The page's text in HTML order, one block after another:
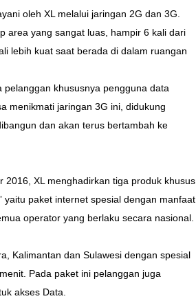
oleh XL melalui jaringan 2G dan 3G.
area yang sangat luas, hampir 6 kali dari
lebih kuat saat berada di dalam ruangan
pelanggan khususnya pengguna data
menikmati jaringan 3G ini, didukung
dan akan terus bertambah ke
XL menghadirkan tiga produk khusus
yaitu paket internet spesial dengan manfaat
operator yang berlaku secara nasional.
Kalimantan dan Sulawesi dengan spesial
Pada paket ini pelanggan juga
akses Data.